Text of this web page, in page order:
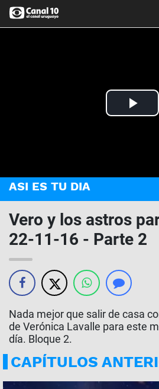
Play
ASI ES TU DIA
Vero y los astros
22-11-16 - Parte 2
Nada mejor que salir de casa
de Verónica Lavalle para este
día. Bloque 2.
CAPÍTULOS